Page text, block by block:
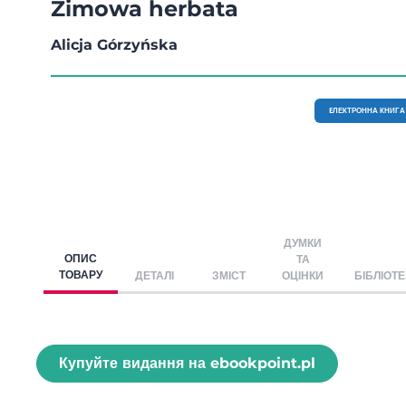
Zimowa herbata
Alicja Górzyńska
EЛЕКТРОННА КНИГА
ОПИС
ТОВАРУ
ДЕТАЛІ ЗМІСТ
ДУМКИ
ТА
ОЦІНКИ
Купуйте видання на ebookpoint.pl